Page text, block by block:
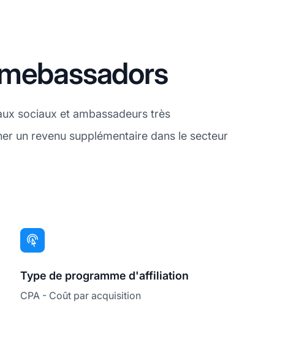
sociaux et ambassadeurs très
un revenu supplémentaire dans le secteur
Type de programme d'affiliation
CPA - Coût par acquisition